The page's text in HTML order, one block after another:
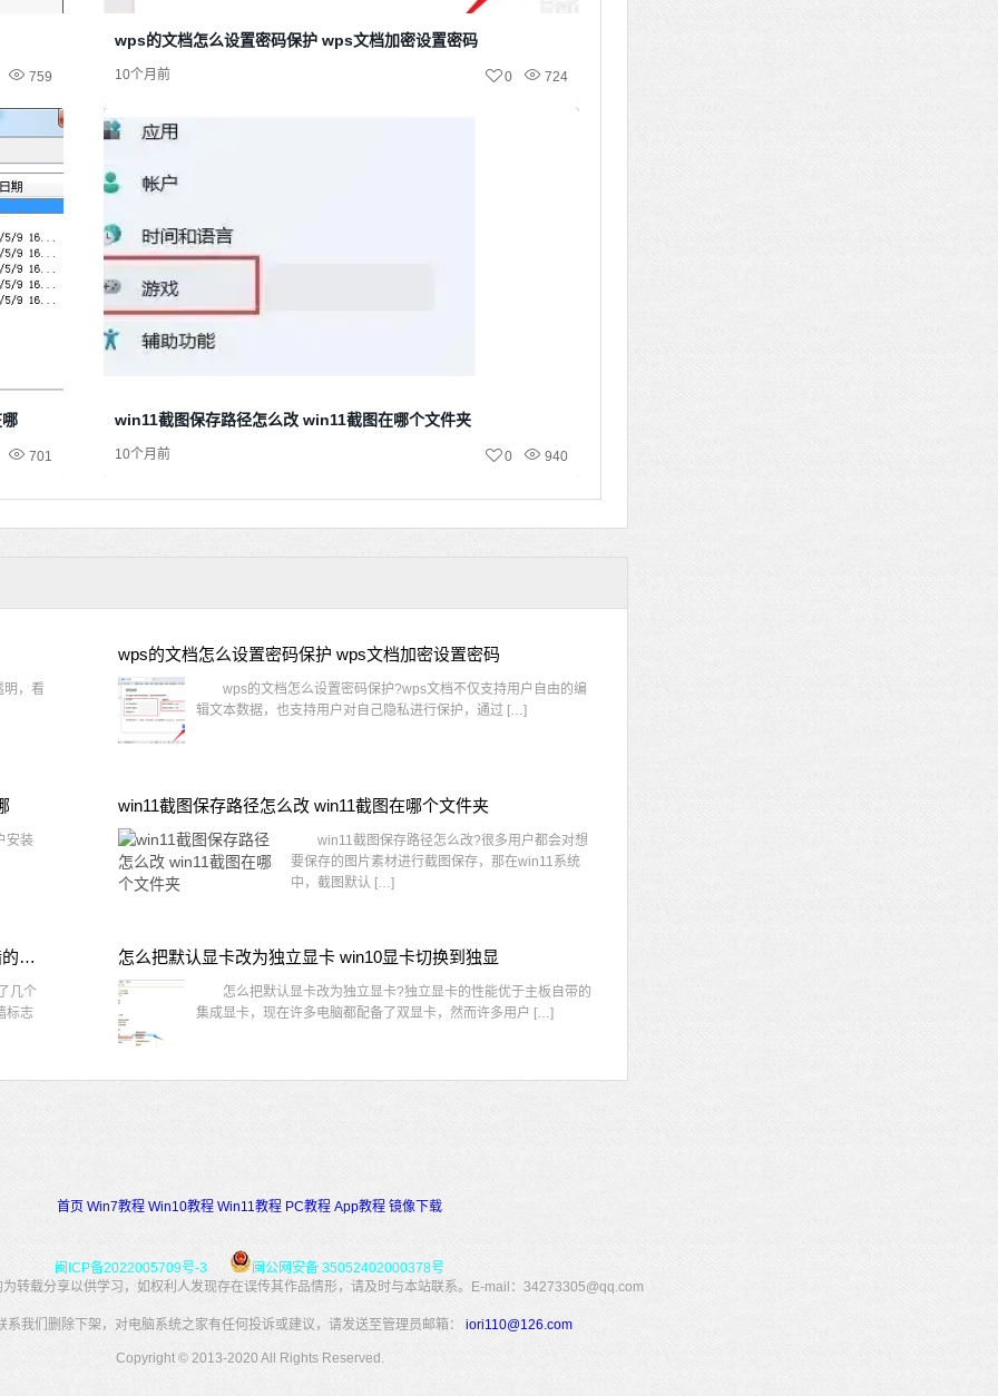
759
wps的文档怎么设置密码保护 wps文档加密设置密码
10个月前 724
0
701
win11截图保存路径怎么改 win11截图在哪个文件夹
10个月前 940
0
，看
wps的文档怎么设置密码保护 wps文档加密设置密码
wps的文档怎么设置密码保护?wps文档不仅支持用户自由的编
辑文本数据，也支持用户对自己隐私进行保护，通过 […]
安装
win11截图保存路径怎么改 win11截图在哪个文件夹
win11截图保存路径怎么改?很多用户都会对想
要保存的图片素材进行截图保存，那在win11系统
中，截图默认 […]
win10桌面图标有防火墙标志怎么办 电脑软件图标有防火墙的小图标怎么去掉
几个
标志
怎么把默认显卡改为独立显卡 win10显卡切换到独显
怎么把默认显卡改为独立显卡?独立显卡的性能优于主板自带的
集成显卡，现在许多电脑都配备了双显卡，然而许多用户 […]
首页 Win7教程 Win10教程 Win11教程 PC教程 App教程 镜像下载
闽ICP备2022005709号-3
闽公网安备 35052402000378号
转载分享以供学习，如权利人发现存在误传其作品情形，请及时与本站联系。E-mail：34273305@qq.com
系我们删除下架，对电脑系统之家有任何投诉或建议，请发送至管理员邮箱： iori110@126.com
Copyright © 2013-2020 All Rights Reserved.